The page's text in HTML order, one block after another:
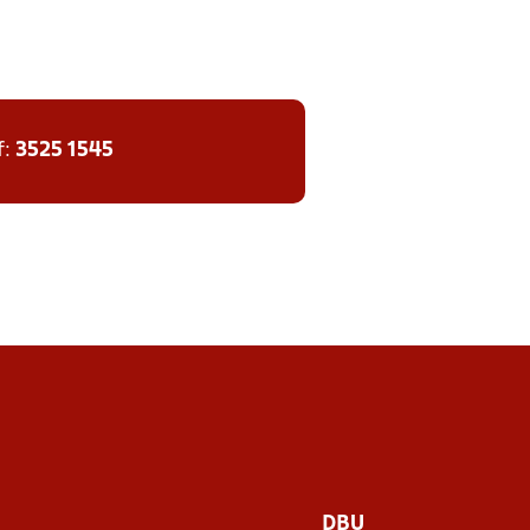
3525 1545
DBU